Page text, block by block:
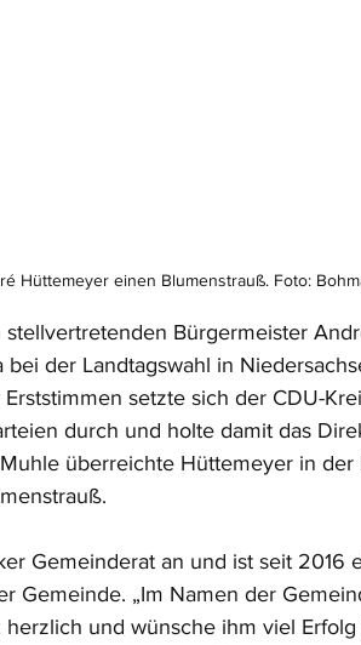
Hüttemeyer einen Blumenstrauß. Foto:
Bürgermeister
der Landtagswahl in
setzte sich der CDU-
durch und holte damit das
überreichte Hüttemeyer in der
Gemeinderat an und ist seit 2016
Gemeinde. „Im Namen der
und wünsche ihm viel Erfolg